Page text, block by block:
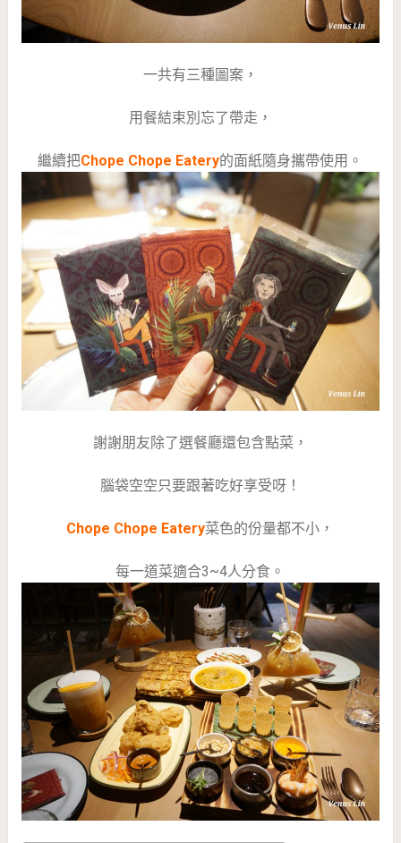
一共有三種圖案，
用餐結束別忘了帶走，
繼續把Chope Chope Eatery的面紙隨身攜帶使用。
謝謝朋友除了選餐廳還包含點菜，
腦袋空空只要跟著吃好享受呀！
Chope Chope Eatery菜色的份量都不小，
每一道菜適合3~4人分食。